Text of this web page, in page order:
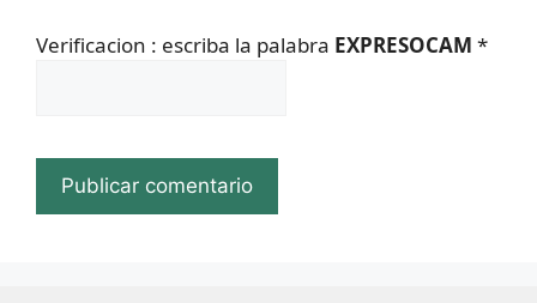
Verificacion : escriba la palabra EXPRESOCAM *